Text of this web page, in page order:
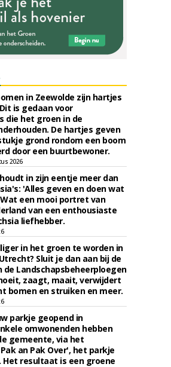
in Zeewolde zijn hartjes
is gedaan voor
die het groen in de
De hartjes geven
grond rondom een boom
door een buurtbewoner.
2026
houdt in zijn eentje meer dan
'Alles geven en doen wat
een mooi portret van
van een enthousiaste
liefhebber.
in het groen te worden in
Sluit je dan aan bij de
de Landschapsbeheerploegen
zaagt, maait, verwijdert
bomen en struiken en meer.
parkje geopend in
omwonenden hebben
gemeente, via het
an Pak Over', het parkje
Het resultaat is een groene